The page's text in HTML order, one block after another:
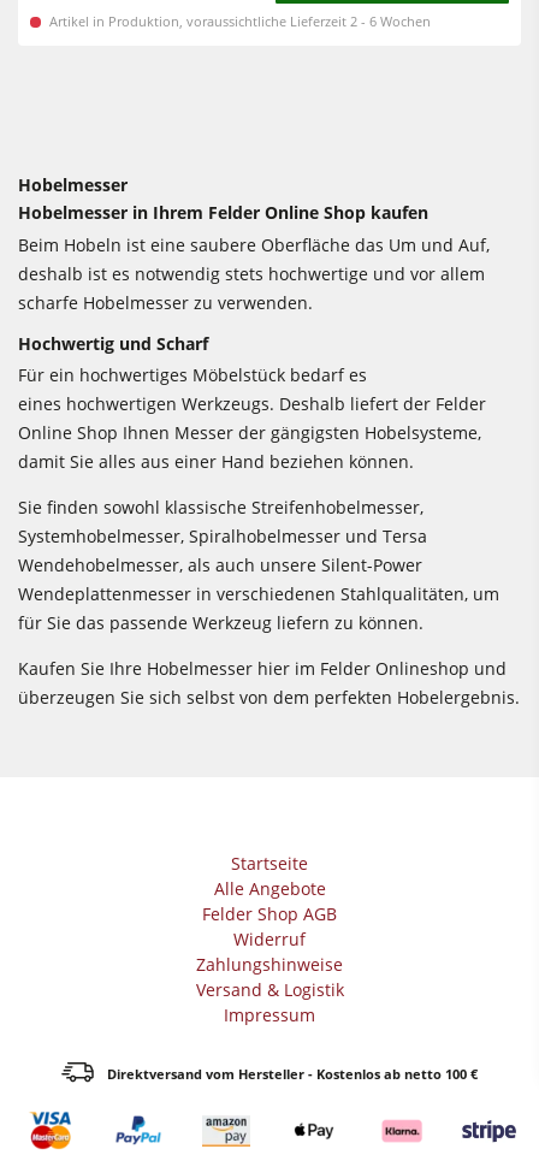
Artikel in Produktion, voraussichtliche Lieferzeit 2 - 6 Wochen
Hobelmesser
Hobelmesser in Ihrem Felder Online Shop kaufen
Beim Hobeln ist eine saubere Oberfläche das Um und Auf,
deshalb ist es notwendig stets hochwertige und vor allem
scharfe Hobelmesser zu verwenden.
Hochwertig und Scharf
Für ein hochwertiges Möbelstück bedarf es
eines hochwertigen Werkzeugs. Deshalb liefert der Felder
Online Shop Ihnen Messer der gängigsten Hobelsysteme,
damit Sie alles aus einer Hand beziehen können.
Sie finden sowohl klassische Streifenhobelmesser,
Systemhobelmesser, Spiralhobelmesser und Tersa
Wendehobelmesser, als auch unsere Silent-Power
Wendeplattenmesser in verschiedenen Stahlqualitäten, um
für Sie das passende Werkzeug liefern zu können.
Kaufen Sie Ihre Hobelmesser hier im Felder Onlineshop und
überzeugen Sie sich selbst von dem perfekten Hobelergebnis.
Startseite
Alle Angebote
Felder Shop AGB
Widerruf
Zahlungshinweise
Versand & Logistik
Impressum
Direktversand vom Hersteller - Kostenlos ab netto 100 €